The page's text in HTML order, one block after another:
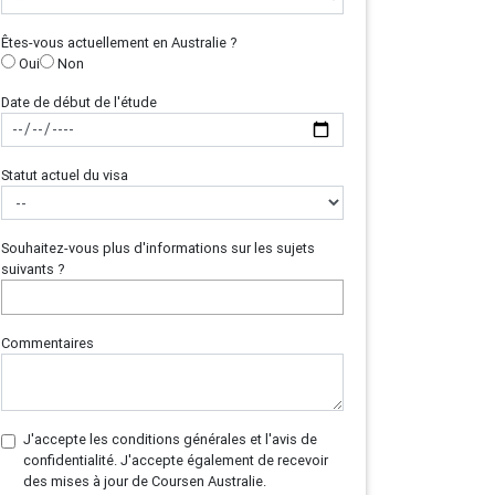
Êtes-vous actuellement en Australie ?
Oui
Non
Date de début de l'étude
Statut actuel du visa
Souhaitez-vous plus d'informations sur les sujets
suivants ?
Commentaires
J'accepte les conditions générales et l'avis de
confidentialité. J'accepte également de recevoir
des mises à jour de Coursen Australie.